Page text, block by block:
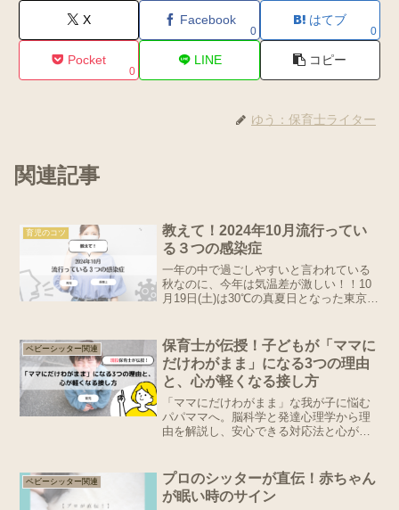
X Facebook
0
はてブ
0
Pocket
0
LINE コピー
ゆう：保育士ライター
関連記事
育児のコツ
教えて！2024年10月流行ってい
る３つの感染症
一年の中で過ごしやすいと言われている
秋なのに、今年は気温差が激しい！！10
月19日(土)は30℃の真夏日となった東京都
い？北海道では同19日から20日にかけて
初...
ベビーシッター関連
保育士が伝授！子どもが「ママに
だけわがまま」になる3つの理由
と、心が軽くなる接し方
「ママにだけわがまま」な我が子に悩む
パパママへ。脳科学と発達心理学から理
由を解説し、安心できる対応法と心が軽
ベビーシッター関連
プロのシッターが直伝！赤ちゃん
が眠い時のサイン